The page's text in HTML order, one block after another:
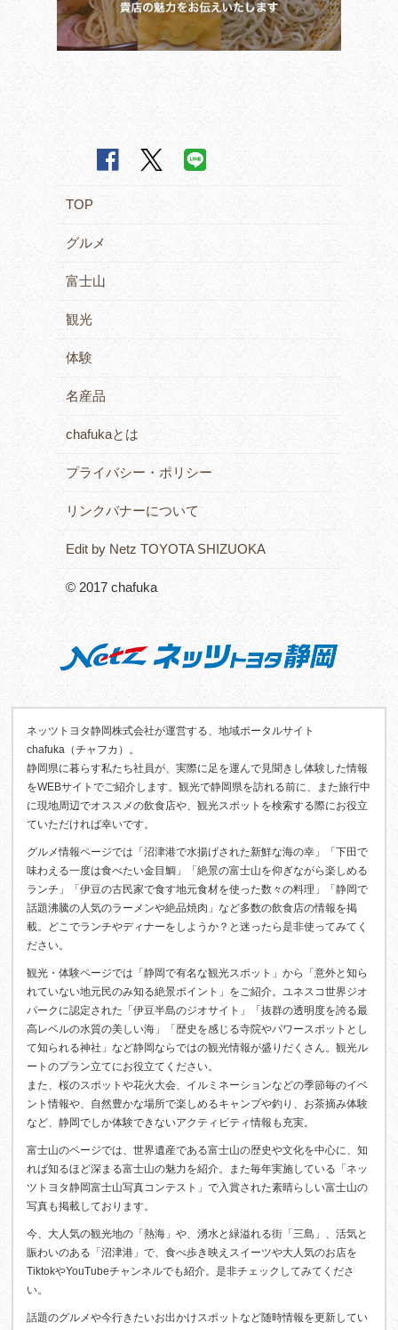
TOP
グルメ
富士山
観光
体験
名産品
chafukaとは
プライバシー・ポリシー
リンクバナーについて
Edit by Netz TOYOTA SHIZUOKA
© 2017 chafuka
ネッツトヨタ静岡株式会社が運営する、地域ポータルサイト
chafuka（チャフカ）。
静岡県に暮らす私たち社員が、実際に足を運んで見聞きし体験した情報
をWEBサイトでご紹介します。観光で静岡県を訪れる前に、また旅行中
に現地周辺でオススメの飲食店や、観光スポットを検索する際にお役立
ていただければ幸いです。
グルメ情報ページでは「沼津港で水揚げされた新鮮な海の幸」「下田で
味わえる一度は食べたい金目鯛」「絶景の富士山を仰ぎながら楽しめる
ランチ」「伊豆の古民家で食す地元食材を使った数々の料理」「静岡で
話題沸騰の人気のラーメンや絶品焼肉」など多数の飲食店の情報を掲
載。どこでランチやディナーをしようか？と迷ったら是非使ってみてく
ださい。
観光・体験ページでは「静岡で有名な観光スポット」から「意外と知ら
れていない地元民のみ知る絶景ポイント」をご紹介。ユネスコ世界ジオ
パークに認定された「伊豆半島のジオサイト」「抜群の透明度を誇る最
高レベルの水質の美しい海」「歴史を感じる寺院やパワースポットとし
て知られる神社」など静岡ならではの観光情報が盛りだくさん。観光ル
ートのプラン立てにお役立てください。
また、桜のスポットや花火大会、イルミネーションなどの季節毎のイベ
ント情報や、自然豊かな場所で楽しめるキャンプや釣り、お茶摘み体験
など、静岡でしか体験できないアクティビティ情報も充実。
富士山のページでは、世界遺産である富士山の歴史や文化を中心に、知
れば知るほど深まる富士山の魅力を紹介。また毎年実施している「ネッ
ツトヨタ静岡富士山写真コンテスト」で入賞された素晴らしい富士山の
写真も掲載しております。
今、大人気の観光地の「熱海」や、湧水と緑溢れる街「三島」、活気と
賑わいのある「沼津港」で、食べ歩き映えスイーツや大人気のお店を
TiktokやYouTubeチャンネルでも紹介。是非チェックしてみてくださ
い。
話題のグルメや今行きたいお出かけスポットなど随時情報を更新してい